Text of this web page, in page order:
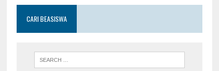
CARI BEASISWA